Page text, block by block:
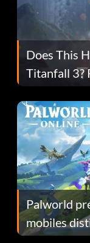
Does This
Titanfall 3?
Fans Are
Palworld
mobiles